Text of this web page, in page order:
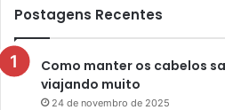
Postagens Recentes
Como manter os cabelos
viajando muito
24 de novembro de 2025